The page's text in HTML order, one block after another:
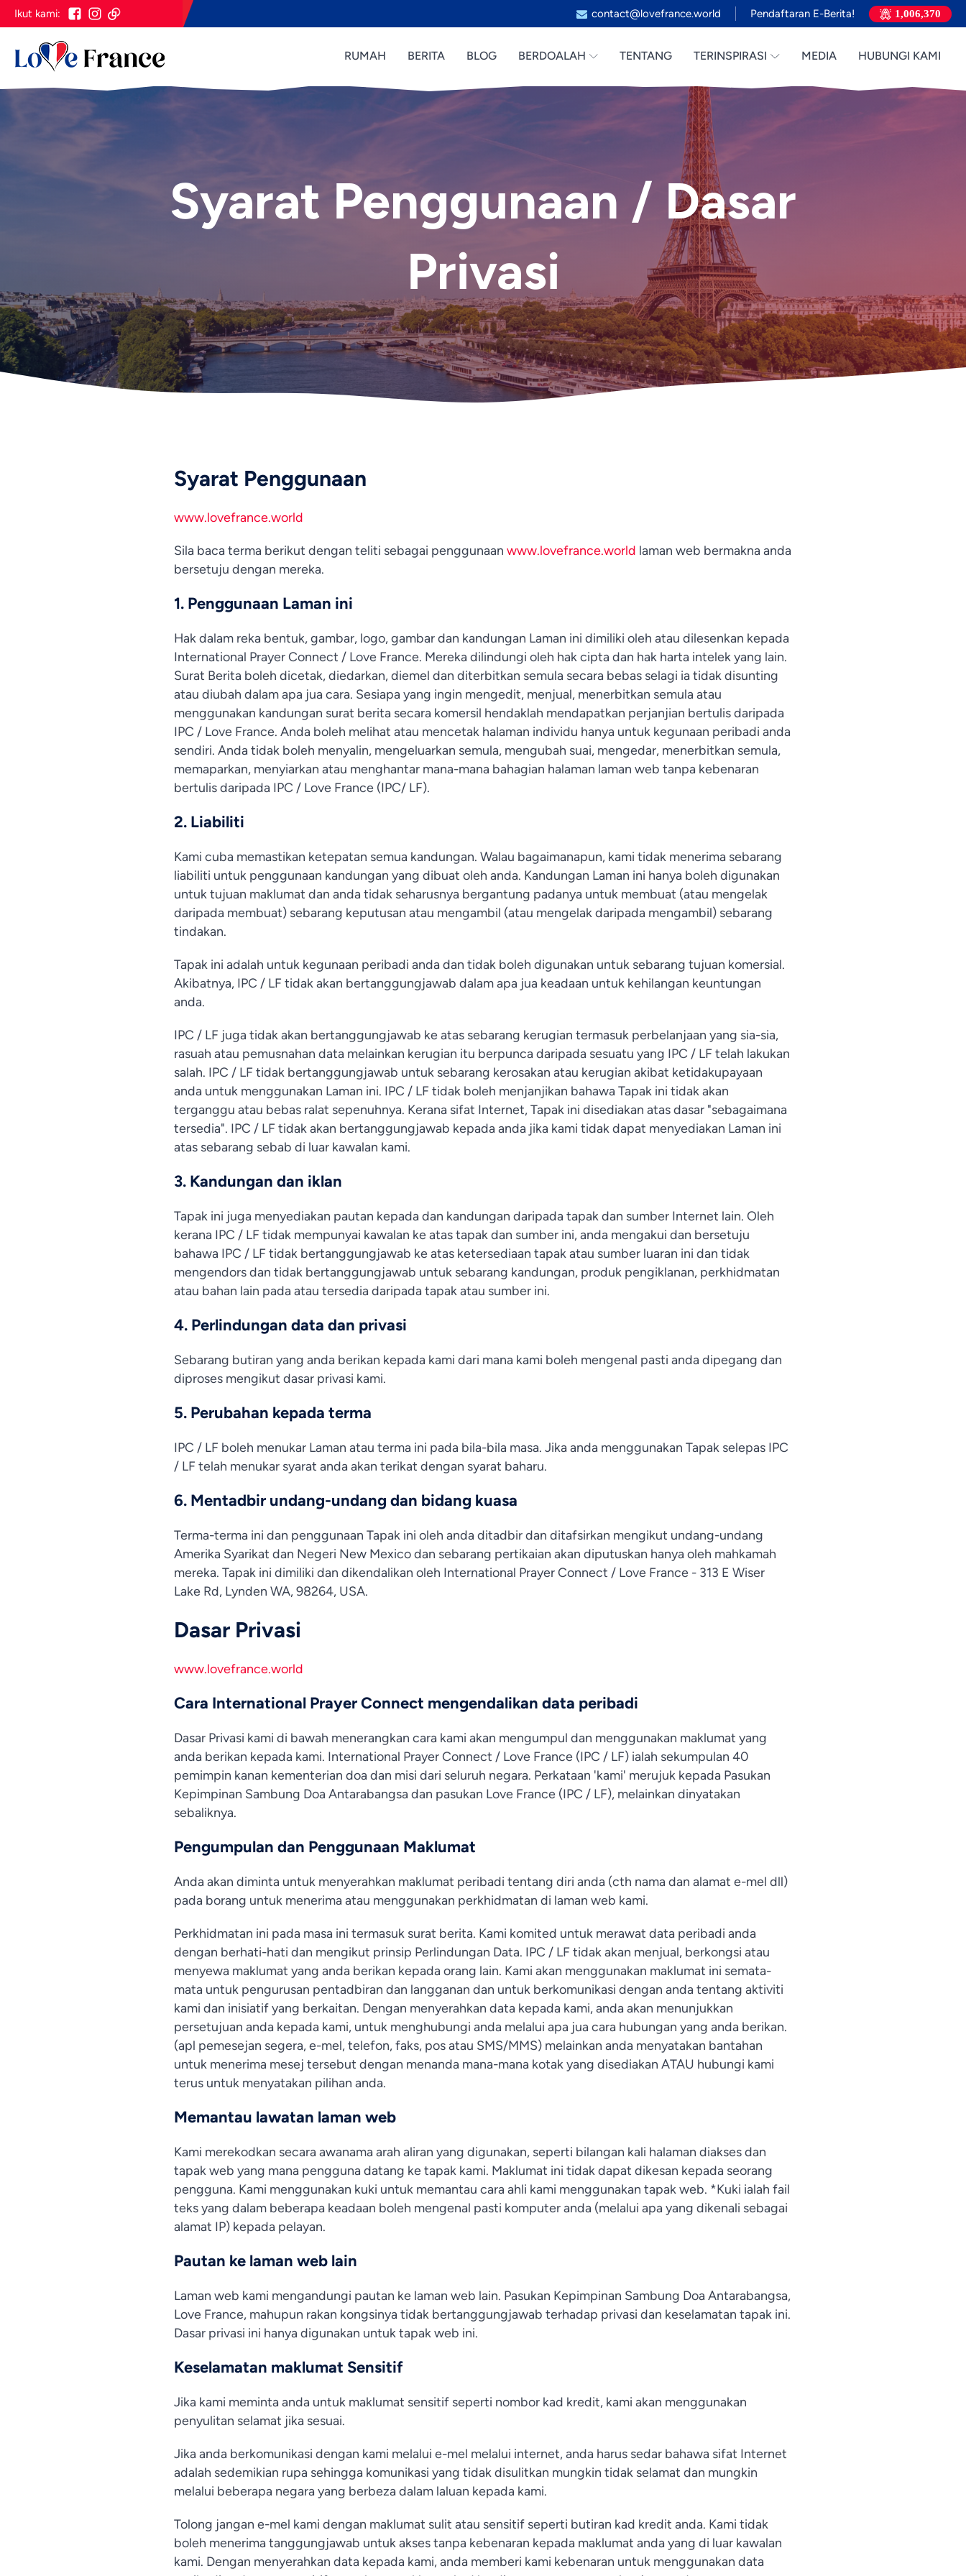
Ikut kami: contact@lovefrance.world Pendaftaran E-Berita! 1,006,370
RUMAH BERITA BLOG BERDOALAH TENTANG TERINSPIRASI MEDIA HUBUNGI KAMI
Syarat Penggunaan / Dasar
Privasi
Syarat Penggunaan
www.lovefrance.world
Sila baca terma berikut dengan teliti sebagai penggunaan www.lovefrance.world laman web bermakna anda
bersetuju dengan mereka.
1. Penggunaan Laman ini
Hak dalam reka bentuk, gambar, logo, gambar dan kandungan Laman ini dimiliki oleh atau dilesenkan kepada
International Prayer Connect / Love France. Mereka dilindungi oleh hak cipta dan hak harta intelek yang lain.
Surat Berita boleh dicetak, diedarkan, diemel dan diterbitkan semula secara bebas selagi ia tidak disunting
atau diubah dalam apa jua cara. Sesiapa yang ingin mengedit, menjual, menerbitkan semula atau
menggunakan kandungan surat berita secara komersil hendaklah mendapatkan perjanjian bertulis daripada
IPC / Love France. Anda boleh melihat atau mencetak halaman individu hanya untuk kegunaan peribadi anda
sendiri. Anda tidak boleh menyalin, mengeluarkan semula, mengubah suai, mengedar, menerbitkan semula,
memaparkan, menyiarkan atau menghantar mana-mana bahagian halaman laman web tanpa kebenaran
bertulis daripada IPC / Love France (IPC/ LF).
2. Liabiliti
Kami cuba memastikan ketepatan semua kandungan. Walau bagaimanapun, kami tidak menerima sebarang
liabiliti untuk penggunaan kandungan yang dibuat oleh anda. Kandungan Laman ini hanya boleh digunakan
untuk tujuan maklumat dan anda tidak seharusnya bergantung padanya untuk membuat (atau mengelak
daripada membuat) sebarang keputusan atau mengambil (atau mengelak daripada mengambil) sebarang
tindakan.
Tapak ini adalah untuk kegunaan peribadi anda dan tidak boleh digunakan untuk sebarang tujuan komersial.
Akibatnya, IPC / LF tidak akan bertanggungjawab dalam apa jua keadaan untuk kehilangan keuntungan
anda.
IPC / LF juga tidak akan bertanggungjawab ke atas sebarang kerugian termasuk perbelanjaan yang sia-sia,
rasuah atau pemusnahan data melainkan kerugian itu berpunca daripada sesuatu yang IPC / LF telah lakukan
salah. IPC / LF tidak bertanggungjawab untuk sebarang kerosakan atau kerugian akibat ketidakupayaan
anda untuk menggunakan Laman ini. IPC / LF tidak boleh menjanjikan bahawa Tapak ini tidak akan
terganggu atau bebas ralat sepenuhnya. Kerana sifat Internet, Tapak ini disediakan atas dasar "sebagaimana
tersedia". IPC / LF tidak akan bertanggungjawab kepada anda jika kami tidak dapat menyediakan Laman ini
atas sebarang sebab di luar kawalan kami.
3. Kandungan dan iklan
Tapak ini juga menyediakan pautan kepada dan kandungan daripada tapak dan sumber Internet lain. Oleh
kerana IPC / LF tidak mempunyai kawalan ke atas tapak dan sumber ini, anda mengakui dan bersetuju
bahawa IPC / LF tidak bertanggungjawab ke atas ketersediaan tapak atau sumber luaran ini dan tidak
mengendors dan tidak bertanggungjawab untuk sebarang kandungan, produk pengiklanan, perkhidmatan
atau bahan lain pada atau tersedia daripada tapak atau sumber ini.
4. Perlindungan data dan privasi
Sebarang butiran yang anda berikan kepada kami dari mana kami boleh mengenal pasti anda dipegang dan
diproses mengikut dasar privasi kami.
5. Perubahan kepada terma
IPC / LF boleh menukar Laman atau terma ini pada bila-bila masa. Jika anda menggunakan Tapak selepas IPC
/ LF telah menukar syarat anda akan terikat dengan syarat baharu.
6. Mentadbir undang-undang dan bidang kuasa
Terma-terma ini dan penggunaan Tapak ini oleh anda ditadbir dan ditafsirkan mengikut undang-undang
Amerika Syarikat dan Negeri New Mexico dan sebarang pertikaian akan diputuskan hanya oleh mahkamah
mereka. Tapak ini dimiliki dan dikendalikan oleh International Prayer Connect / Love France - 313 E Wiser
Lake Rd, Lynden WA, 98264, USA.
Dasar Privasi
www.lovefrance.world
Cara International Prayer Connect mengendalikan data peribadi
Dasar Privasi kami di bawah menerangkan cara kami akan mengumpul dan menggunakan maklumat yang
anda berikan kepada kami. International Prayer Connect / Love France (IPC / LF) ialah sekumpulan 40
pemimpin kanan kementerian doa dan misi dari seluruh negara. Perkataan 'kami' merujuk kepada Pasukan
Kepimpinan Sambung Doa Antarabangsa dan pasukan Love France (IPC / LF), melainkan dinyatakan
sebaliknya.
Pengumpulan dan Penggunaan Maklumat
Anda akan diminta untuk menyerahkan maklumat peribadi tentang diri anda (cth nama dan alamat e-mel dll)
pada borang untuk menerima atau menggunakan perkhidmatan di laman web kami.
Perkhidmatan ini pada masa ini termasuk surat berita. Kami komited untuk merawat data peribadi anda
dengan berhati-hati dan mengikut prinsip Perlindungan Data. IPC / LF tidak akan menjual, berkongsi atau
menyewa maklumat yang anda berikan kepada orang lain. Kami akan menggunakan maklumat ini semata-
mata untuk pengurusan pentadbiran dan langganan dan untuk berkomunikasi dengan anda tentang aktiviti
kami dan inisiatif yang berkaitan. Dengan menyerahkan data kepada kami, anda akan menunjukkan
persetujuan anda kepada kami, untuk menghubungi anda melalui apa jua cara hubungan yang anda berikan.
(apl pemesejan segera, e-mel, telefon, faks, pos atau SMS/MMS) melainkan anda menyatakan bantahan
untuk menerima mesej tersebut dengan menanda mana-mana kotak yang disediakan ATAU hubungi kami
terus untuk menyatakan pilihan anda.
Memantau lawatan laman web
Kami merekodkan secara awanama arah aliran yang digunakan, seperti bilangan kali halaman diakses dan
tapak web yang mana pengguna datang ke tapak kami. Maklumat ini tidak dapat dikesan kepada seorang
pengguna. Kami menggunakan kuki untuk memantau cara ahli kami menggunakan tapak web. *Kuki ialah fail
teks yang dalam beberapa keadaan boleh mengenal pasti komputer anda (melalui apa yang dikenali sebagai
alamat IP) kepada pelayan.
Pautan ke laman web lain
Laman web kami mengandungi pautan ke laman web lain. Pasukan Kepimpinan Sambung Doa Antarabangsa,
Love France, mahupun rakan kongsinya tidak bertanggungjawab terhadap privasi dan keselamatan tapak ini.
Dasar privasi ini hanya digunakan untuk tapak web ini.
Keselamatan maklumat Sensitif
Jika kami meminta anda untuk maklumat sensitif seperti nombor kad kredit, kami akan menggunakan
penyulitan selamat jika sesuai.
Jika anda berkomunikasi dengan kami melalui e-mel melalui internet, anda harus sedar bahawa sifat Internet
adalah sedemikian rupa sehingga komunikasi yang tidak disulitkan mungkin tidak selamat dan mungkin
melalui beberapa negara yang berbeza dalam laluan kepada kami.
Tolong jangan e-mel kami dengan maklumat sulit atau sensitif seperti butiran kad kredit anda. Kami tidak
boleh menerima tanggungjawab untuk akses tanpa kebenaran kepada maklumat anda yang di luar kawalan
kami. Dengan menyerahkan data kepada kami, anda memberi kami kebenaran untuk menggunakan data